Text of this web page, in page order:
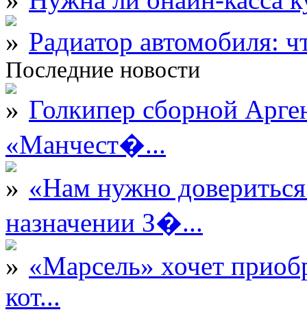
Радиатор автомобиля:
Последние новости
Голкипер сборной
«Манчест�...
«Нам нужно
назначении З�...
«Марсель» хочет
кот...